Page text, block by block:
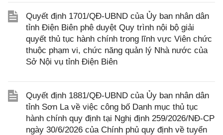
Quyết định 1701/QĐ-UBND của Ủy ban nhân dân
tỉnh Điện Biên phê duyệt Quy trình nội bộ giải
quyết thủ tục hành chính trong lĩnh vực Viên chức
thuộc phạm vi, chức năng quản lý Nhà nước của
Sở Nội vụ tỉnh Điện Biên
Quyết định 1881/QĐ-UBND của Ủy ban nhân dân
tỉnh Sơn La về việc công bố Danh mục thủ tục
hành chính quy định tại Nghị định 259/2026/NĐ-CP
ngày 30/6/2026 của Chính phủ quy định về tuyển